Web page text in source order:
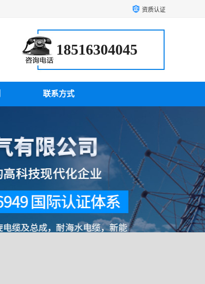
资质认证
18516304045
联系方式